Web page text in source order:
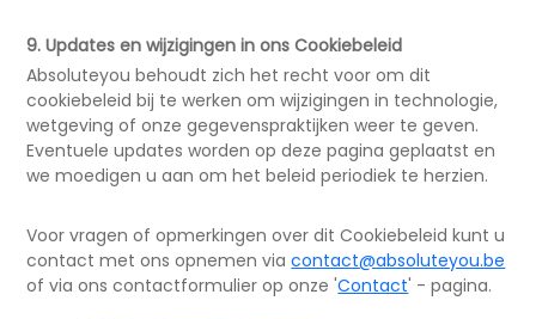
9. Updates en wijzigingen in ons Cookiebeleid
Absoluteyou behoudt zich het recht voor om dit
cookiebeleid bij te werken om wijzigingen in technologie,
wetgeving of onze gegevenspraktijken weer te geven.
Eventuele updates worden op deze pagina geplaatst en
we moedigen u aan om het beleid periodiek te herzien.
Voor vragen of opmerkingen over dit Cookiebeleid kunt u
contact met ons opnemen viacontact@absoluteyou.be
of via ons contactformulier op onze 'Contact' - pagina.